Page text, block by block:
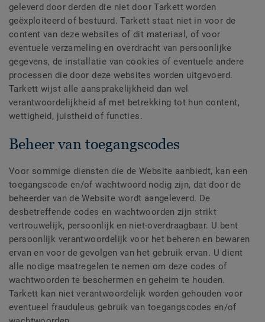
geleverd door derden die niet door Tarkett worden
geëxploiteerd of bestuurd. Tarkett staat niet in voor de
content van deze websites of dit materiaal, of voor
eventuele verzameling en overdracht van persoonlijke
gegevens, de installatie van cookies of eventuele andere
processen die door deze websites worden uitgevoerd.
Tarkett wijst alle aansprakelijkheid dan wel
verantwoordelijkheid af met betrekking tot hun content,
wettigheid, juistheid of functies.
Beheer van toegangscodes
Voor sommige diensten die de Website aanbiedt, kan een
toegangscode en/of wachtwoord nodig zijn, dat door de
beheerder van de Website wordt aangeleverd. De
desbetreffende codes en wachtwoorden zijn strikt
vertrouwelijk, persoonlijk en niet-overdraagbaar. U bent
persoonlijk verantwoordelijk voor het beheren en bewaren
ervan en voor de gevolgen van het gebruik ervan. U dient
alle nodige maatregelen te nemen om deze codes of
wachtwoorden te beschermen en geheim te houden.
Tarkett kan niet verantwoordelijk worden gehouden voor
eventueel frauduleus gebruik van toegangscodes en/of